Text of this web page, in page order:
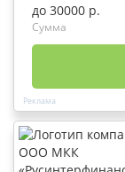
до 30000 р.
Сумма